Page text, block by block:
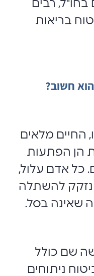
בחו"ל, רבים
בריאות
חשוב?
החיים מלאים
הן הפתעות
כל אדם עלול,
נזקק להשתלה
שאינה בסל.
שם כולל
ניתוחים